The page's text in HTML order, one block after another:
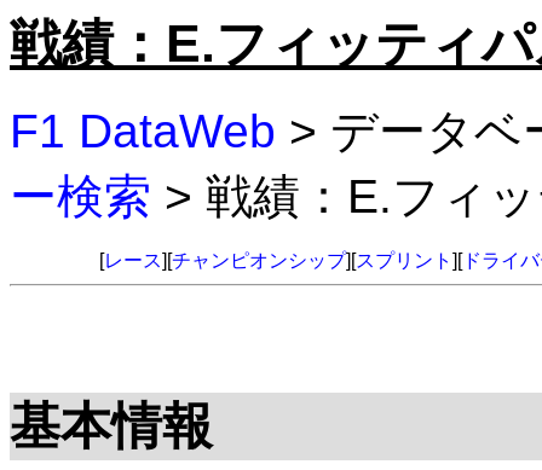
戦績：E.フィッティ
F1 DataWeb > データ
ー検索 > 戦績：E.フィ
[レース][チャンピオンシップ][スプリント ][ドライ
基本情報